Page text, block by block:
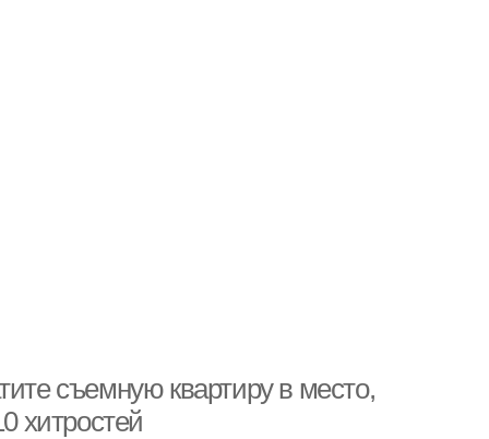
съемную квартиру в место,
хитростей